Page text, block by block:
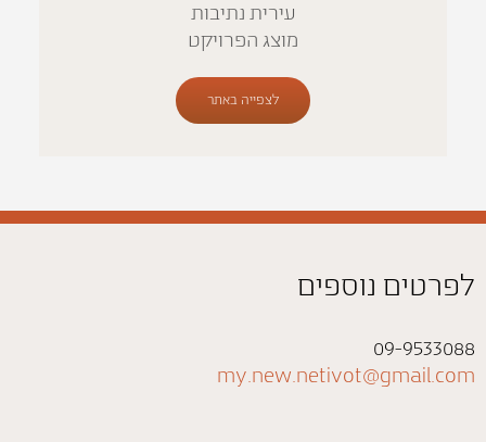
עירית נתיבות
מוצג הפרויקט
לצפייה באתר
לפרטים נוספים
09-9533088
my.new.netivot@gmail.com